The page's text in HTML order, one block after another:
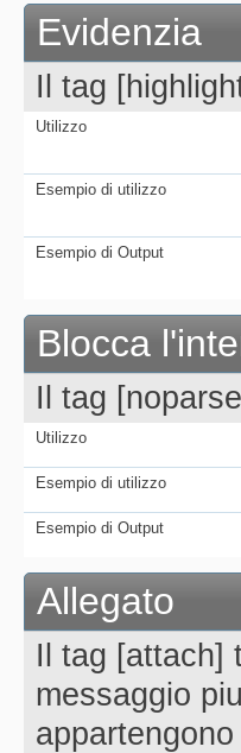
Evidenzia
Il tag
Utilizzo
Esempio di utilizzo
Esempio di Output
Blocca
Il tag
Utilizzo
Esempio di utilizzo
Esempio di Output
Allegato
Il tag [attach]
messaggio